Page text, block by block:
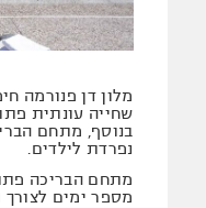
מלון דן פנורמה
שחייה עונתית
בנוסף, מתחם
נפרדת לילדים.
מתחם הבריכה
מספר ימים